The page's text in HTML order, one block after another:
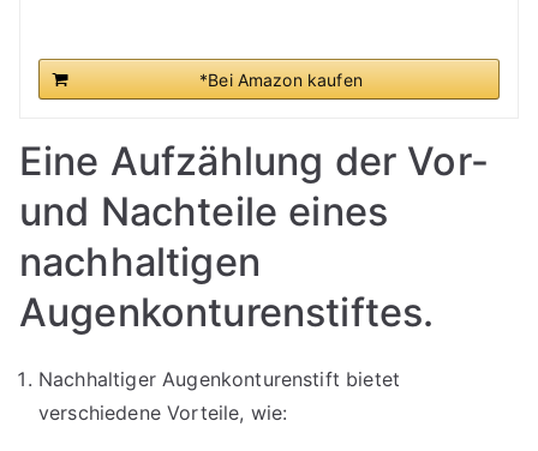
*Bei Amazon kaufen
Eine Aufzählung der Vor-
und Nachteile eines
nachhaltigen
Augenkonturenstiftes.
Nachhaltiger Augenkonturenstift bietet
verschiedene Vorteile, wie: